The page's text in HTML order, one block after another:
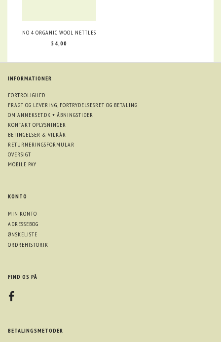
NO 4 ORGANIC WOOL NETTLES
54,00
INFORMATIONER
FORTROLIGHED
FRAGT OG LEVERING, FORTRYDELSESRET OG BETALING
OM ANNEKSET.DK + ÅBNINGSTIDER
KONTAKT OPLYSNINGER
BETINGELSER & VILKÅR
RETURNERINGSFORMULAR
OVERSIGT
MOBILE PAY
KONTO
MIN KONTO
ADRESSEBOG
ØNSKELISTE
ORDREHISTORIK
FIND OS PÅ
BETALINGSMETODER